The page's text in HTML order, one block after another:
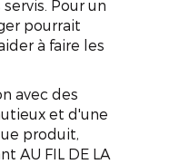
Pour un
pourrait
à faire les
avec des
et d'une
produit,
AU FIL DE LA